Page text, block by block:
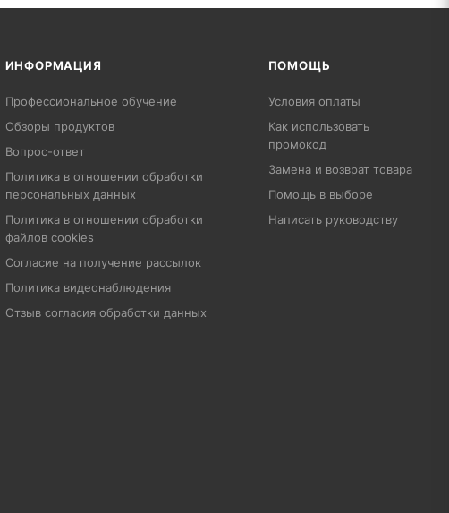
ИНФОРМАЦИЯ
Профессиональное обучение
Обзоры продуктов
Вопрос-ответ
Политика в отношении обработки
персональных данных
Политика в отношении обработки
файлов cookies
Согласие на получение рассылок
Политика видеонаблюдения
Отзыв согласия обработки данных
ПОМОЩЬ
Условия оплаты
Как использовать
промокод
Замена и возврат товара
Помощь в выборе
Написать руководству